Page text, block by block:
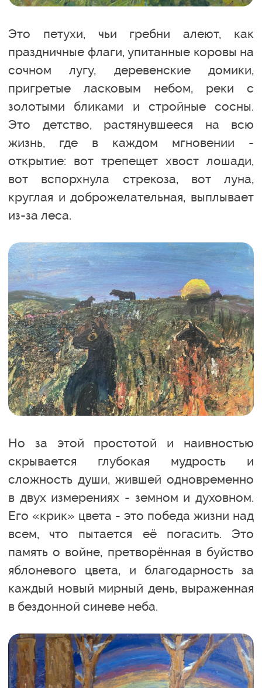
Это петухи, чьи гребни алеют, как
праздничные флаги, упитанные коровы на
сочном лугу, деревенские домики,
пригретые ласковым небом, реки с
золотыми бликами и стройные сосны.
Это детство, растянувшееся на всю
жизнь, где в каждом мгновении -
открытие: вот трепещет хвост лошади,
вот вспорхнула стрекоза, вот луна,
круглая и доброжелательная, выплывает
из-за леса.
Но за этой простотой и наивностью
скрывается глубокая мудрость и
сложность души, жившей одновременно
в двух измерениях - земном и духовном.
Его «крик» цвета - это победа жизни над
всем, что пытается её погасить. Это
память о войне, претворённая в буйство
яблоневого цвета, и благодарность за
каждый новый мирный день, выраженная
в бездонной синеве неба.